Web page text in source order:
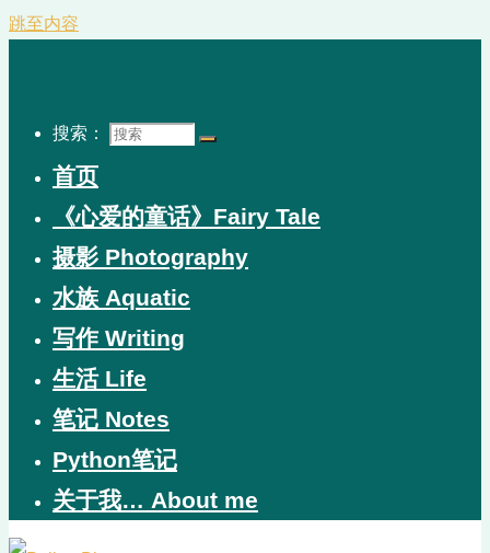
跳至内容
搜索：
首页
《心爱的童话》Fairy Tale
摄影 Photography
水族 Aquatic
写作 Writing
生活 Life
笔记 Notes
Python笔记
关于我… About me